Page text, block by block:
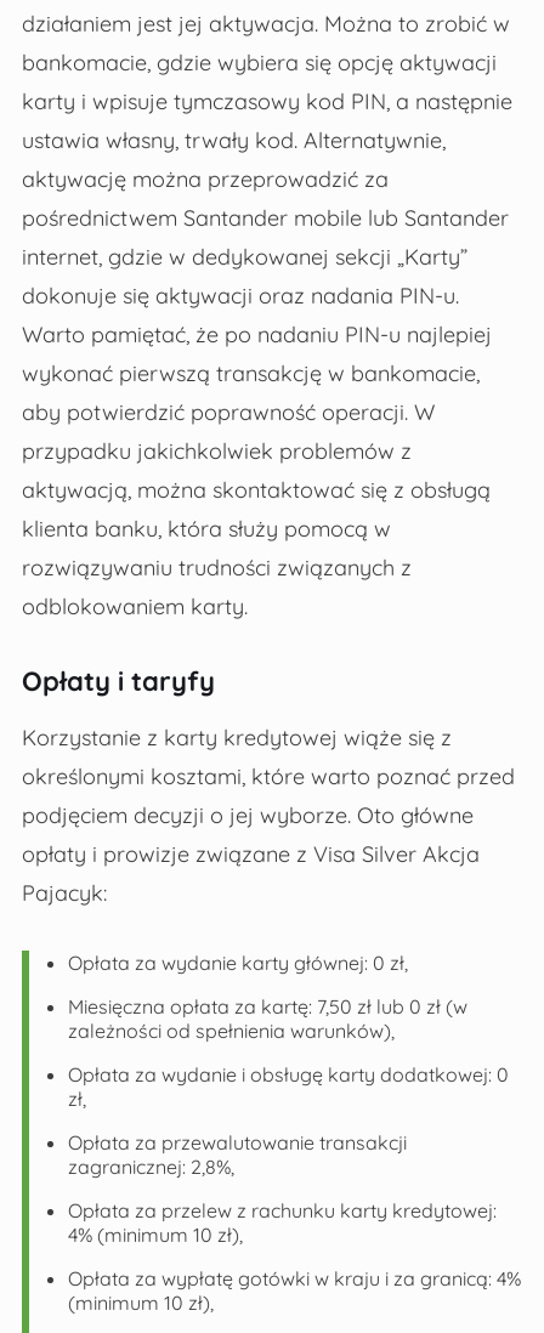
działaniem jest jej aktywacja. Można to zrobić w
bankomacie, gdzie wybiera się opcję aktywacji
karty i wpisuje tymczasowy kod PIN, a następnie
ustawia własny, trwały kod. Alternatywnie,
aktywację można przeprowadzić za
pośrednictwem Santander mobile lub Santander
internet, gdzie w dedykowanej sekcji „Karty”
dokonuje się aktywacji oraz nadania PIN-u.
Warto pamiętać, że po nadaniu PIN-u najlepiej
wykonać pierwszą transakcję w bankomacie,
aby potwierdzić poprawność operacji. W
przypadku jakichkolwiek problemów z
aktywacją, można skontaktować się z obsługą
klienta banku, która służy pomocą w
rozwiązywaniu trudności związanych z
odblokowaniem karty.
Opłaty i taryfy
Korzystanie z karty kredytowej wiąże się z
określonymi kosztami, które warto poznać przed
podjęciem decyzji o jej wyborze. Oto główne
opłaty i prowizje związane z Visa Silver Akcja
Pajacyk:
Opłata za wydanie karty głównej: 0 zł,
Miesięczna opłata za kartę: 7,50 zł lub 0 zł (w
zależności od spełnienia warunków),
Opłata za wydanie i obsługę karty dodatkowej: 0
zł,
Opłata za przewalutowanie transakcji
zagranicznej: 2,8%,
Opłata za przelew z rachunku karty kredytowej:
4% (minimum 10 zł),
Opłata za wypłatę gotówki w kraju i za granicą: 4%
(minimum 10 zł),